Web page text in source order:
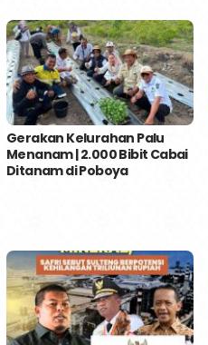
Gerakan Kelurahan Palu
Menanam | 2.000 Bibit Cabai
Ditanam di Poboya